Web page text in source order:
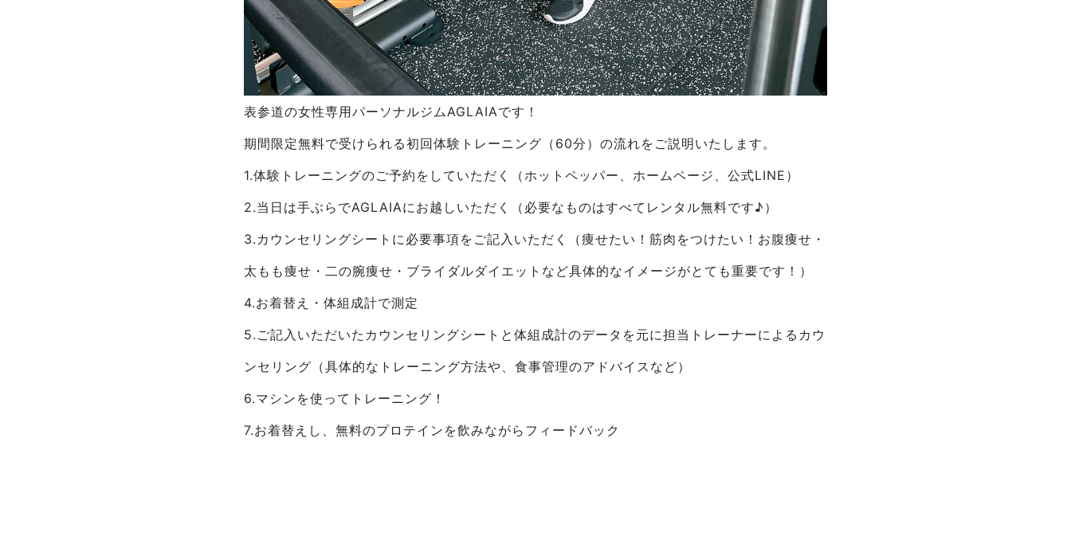
表参道の女性専用パーソナルジムAGLAIAです！
期間限定無料で受けられる初回体験トレーニング（60分）の流れをご説明いたします。
1.体験トレーニングのご予約をしていただく（ホットペッパー、ホームページ、公式LINE）
2.当日は手ぶらでAGLAIAにお越しいただく（必要なものはすべてレンタル無料です♪）
3.カウンセリングシートに必要事項をご記入いただく（痩せたい！筋肉をつけたい！お腹痩せ・
太もも痩せ・二の腕痩せ・ブライダルダイエットなど具体的なイメージがとても重要です！）
4.お着替え・体組成計で測定
5.ご記入いただいたカウンセリングシートと体組成計のデータを元に担当トレーナーによるカウ
ンセリング（具体的なトレーニング方法や、食事管理のアドバイスなど）
6.マシンを使ってトレーニング！
7.お着替えし、無料のプロテインを飲みながらフィードバック